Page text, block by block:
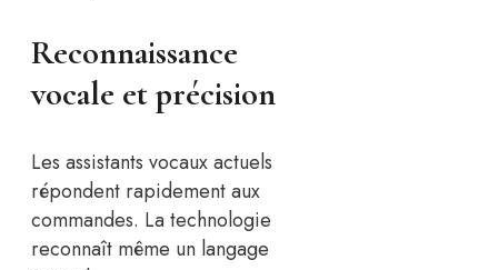
Reconnaissance
vocale et précision
Les assistants vocaux actuels
répondent rapidement aux
commandes. La technologie
reconnaît même un langage